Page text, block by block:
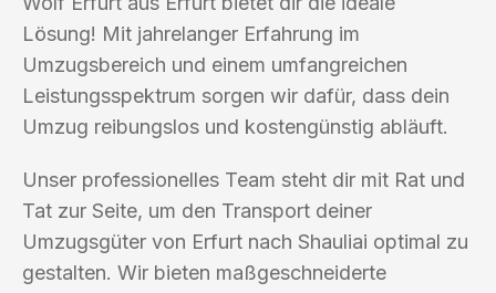
Lösung! Mit jahrelanger Erfahrung im
Umzugsbereich und einem umfangreichen
Leistungsspektrum sorgen wir dafür, dass dein
Umzug reibungslos und kostengünstig abläuft.
Unser professionelles Team steht dir mit Rat und
Tat zur Seite, um den Transport deiner
Umzugsgüter von Erfurt nach Shauliai optimal zu
gestalten. Wir bieten maßgeschneiderte